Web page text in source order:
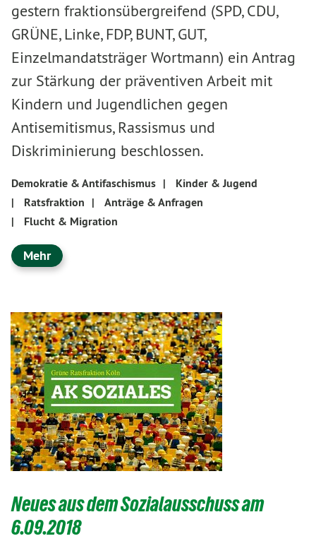
gestern fraktionsübergreifend (SPD, CDU,
GRÜNE, Linke, FDP, BUNT, GUT,
Einzelmandatsträger Wortmann) ein Antrag
zur Stärkung der präventiven Arbeit mit
Kindern und Jugendlichen gegen
Antisemitismus, Rassismus und
Diskriminierung beschlossen.
Demokratie & Antifaschismus |
Kinder & Jugend
|
Ratsfraktion |
Anträge & Anfragen
|
Flucht & Migration
Mehr
Neues aus dem Sozialausschuss am
6.09.2018